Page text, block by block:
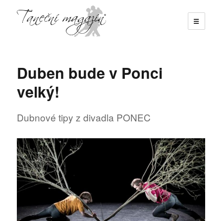
☰
Duben bude v Ponci
velký!
Dubnové tipy z divadla PONEC